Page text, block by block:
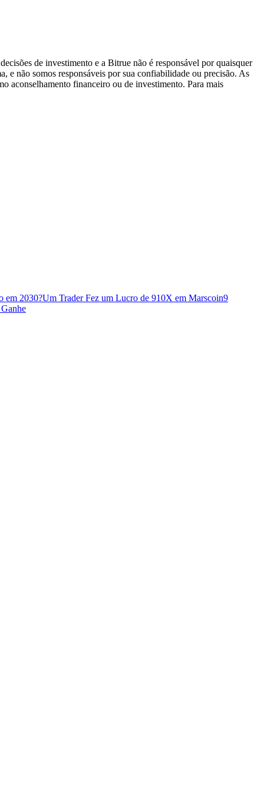
de investimento e a Bitrue não é responsável por quaisquer
e não somos responsáveis por sua confiabilidade ou precisão. As
aconselhamento financeiro ou de investimento. Para mais
em 2030?Um Trader Fez um Lucro de 910X em Marscoin9